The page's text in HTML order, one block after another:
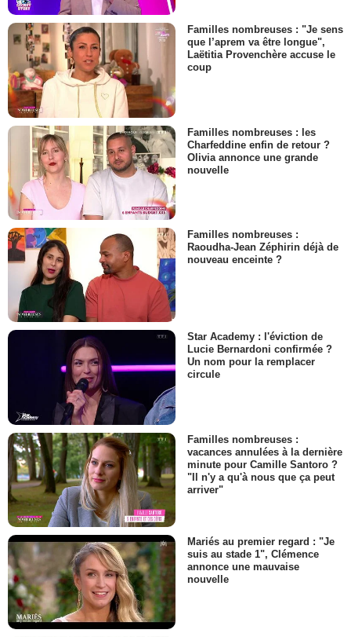
Familles nombreuses : "Je sens
que l’aprem va être longue",
Laëtitia Provenchère accuse le
coup
Familles nombreuses : les
Charfeddine enfin de retour ?
Olivia annonce une grande
nouvelle
Familles nombreuses :
Raoudha-Jean Zéphirin déjà de
nouveau enceinte ?
Star Academy : l'éviction de
Lucie Bernardoni confirmée ?
Un nom pour la remplacer
circule
Familles nombreuses :
vacances annulées à la dernière
minute pour Camille Santoro ?
"Il n'y a qu'à nous que ça peut
arriver"
Mariés au premier regard : "Je
suis au stade 1", Clémence
annonce une mauvaise
nouvelle